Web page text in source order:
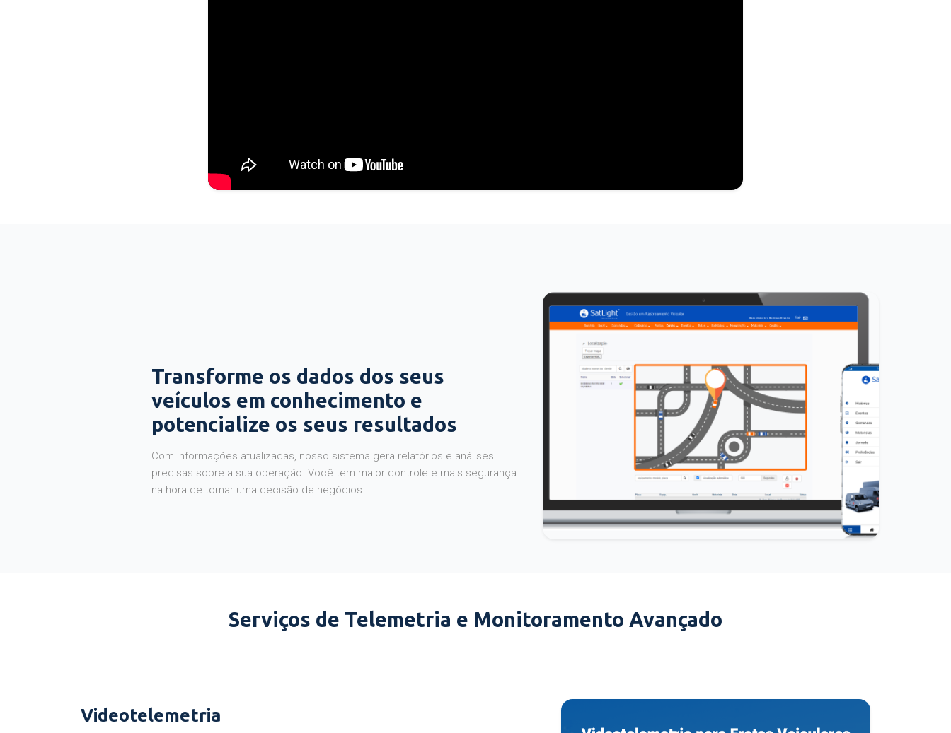
Transforme os dados dos seus
veículos em conhecimento e
potencialize os seus resultados
Com informações atualizadas, nosso sistema gera relatórios e análises
precisas sobre a sua operação. Você tem maior controle e mais segurança
na hora de tomar uma decisão de negócios.
Serviços de Telemetria e Monitoramento Avançado
Videotelemetria